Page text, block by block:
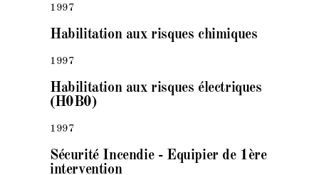
1997
Habilitation aux risques chimiques
1997
Habilitation aux risques électriques
(H0B0)
1997
Sécurité Incendie - Equipier de 1ère
intervention